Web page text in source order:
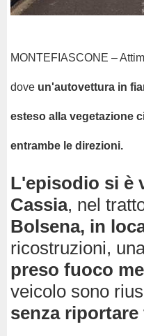
MONTEFIASCONE –
dove un'autovettura in
esteso alla vegetazione
entrambe le direzioni.
L'episodio si è
Cassia, nel
Bolsena, in
ricostruzioni,
preso fuoco
veicolo sono
senza riportare